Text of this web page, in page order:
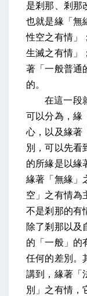
是剎那、剎那
也就是緣「無
性空之有情」
生滅之有情」
著「一般普通
的。
在這一段
可以分為，緣
心，以及緣著
別，可以先看
的所緣是以緣
緣著「無緣」
空」之有情為
不是剎那的有
除了剎那以及
的「一般」的
任何的差別。
講到，緣著「
別」之有情，